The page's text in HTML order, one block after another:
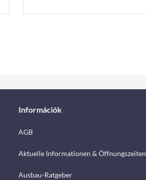
Információk
AGB
Aktuelle Informationen & Öffnungszeiten
Ausbau-Ratgeber